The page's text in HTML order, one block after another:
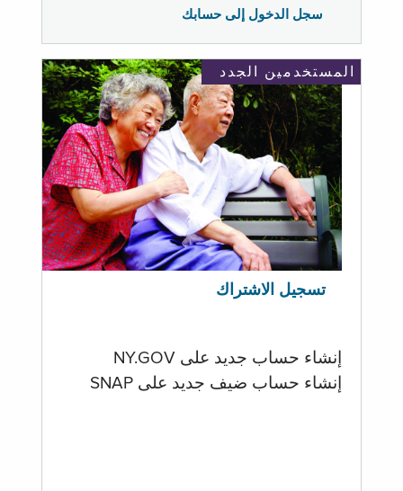
سجل الدخول إلى حسابك
المستخدمين الجدد
تسجيل الاشتراك
إنشاء حساب جديد على NY.GOV
إنشاء حساب ضيف جديد على SNAP